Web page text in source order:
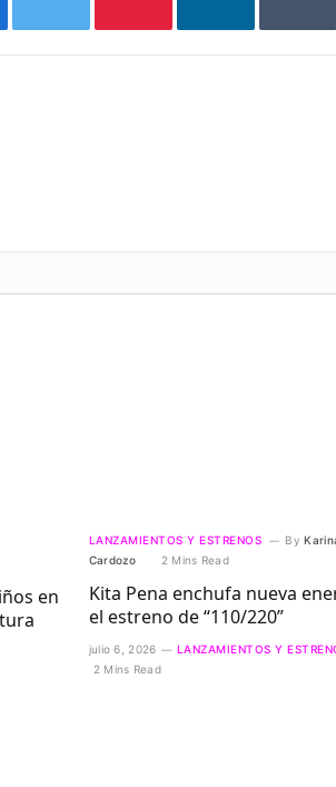
Twitter PinterestLinkedIn
en
LANZAMIENTOS Y ESTRENOS By
Cardozo
2 Mins Read
Kita Pena enchufa nueva
el estreno de “110/220”
julio 6, 2026
LANZAMIENTOS Y
2 Mins Read